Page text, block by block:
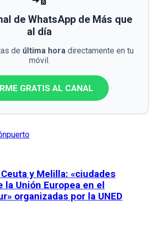
de WhatsApp de Más que
al día
de última horadirectamente en tu
móvil.
GRATIS AL CANAL
puerto
y Melilla: «ciudades
Unión Europea en el
organizadas por la UNED